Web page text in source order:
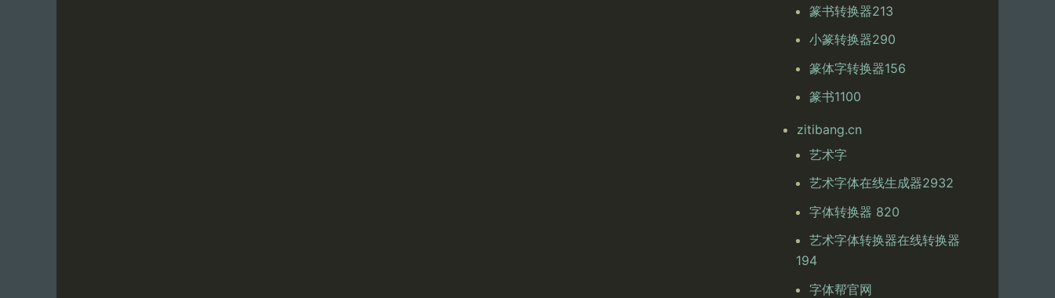
篆书转换器213
小篆转换器290
篆体字转换器156
篆书1100
zitibang.cn
艺术字
艺术字体在线生成器2932
字体转换器 820
艺术字体转换器在线转换器
194
字体帮官网